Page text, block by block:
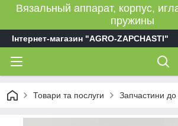
Вязальный аппарат, корпус,
пружины
Інтернет-магазин "AGRO-ZAPCHASTI"
Товари та послуги Запчастини до